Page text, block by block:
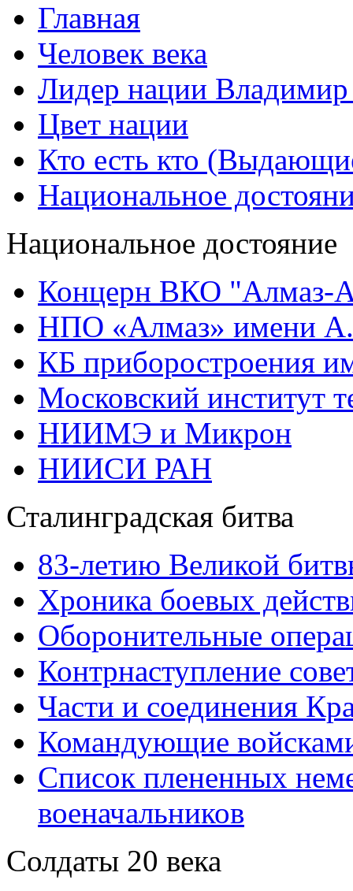
Главная
Человек века
Лидер нации
Цвет нации
Кто есть кто
Национальное
Национальное достояние
Концерн ВКО "Алмаз-
НПО «Алмаз» имени
КБ приборостроения
Московский институт
НИИМЭ и Микрон
НИИСИ РАН
Сталинградская битва
83-летию Великой
Хроника боевых
Оборонительные
Контрнаступление
Части и соединения
Командующие
Список плененных
военачальников
Солдаты 20 века